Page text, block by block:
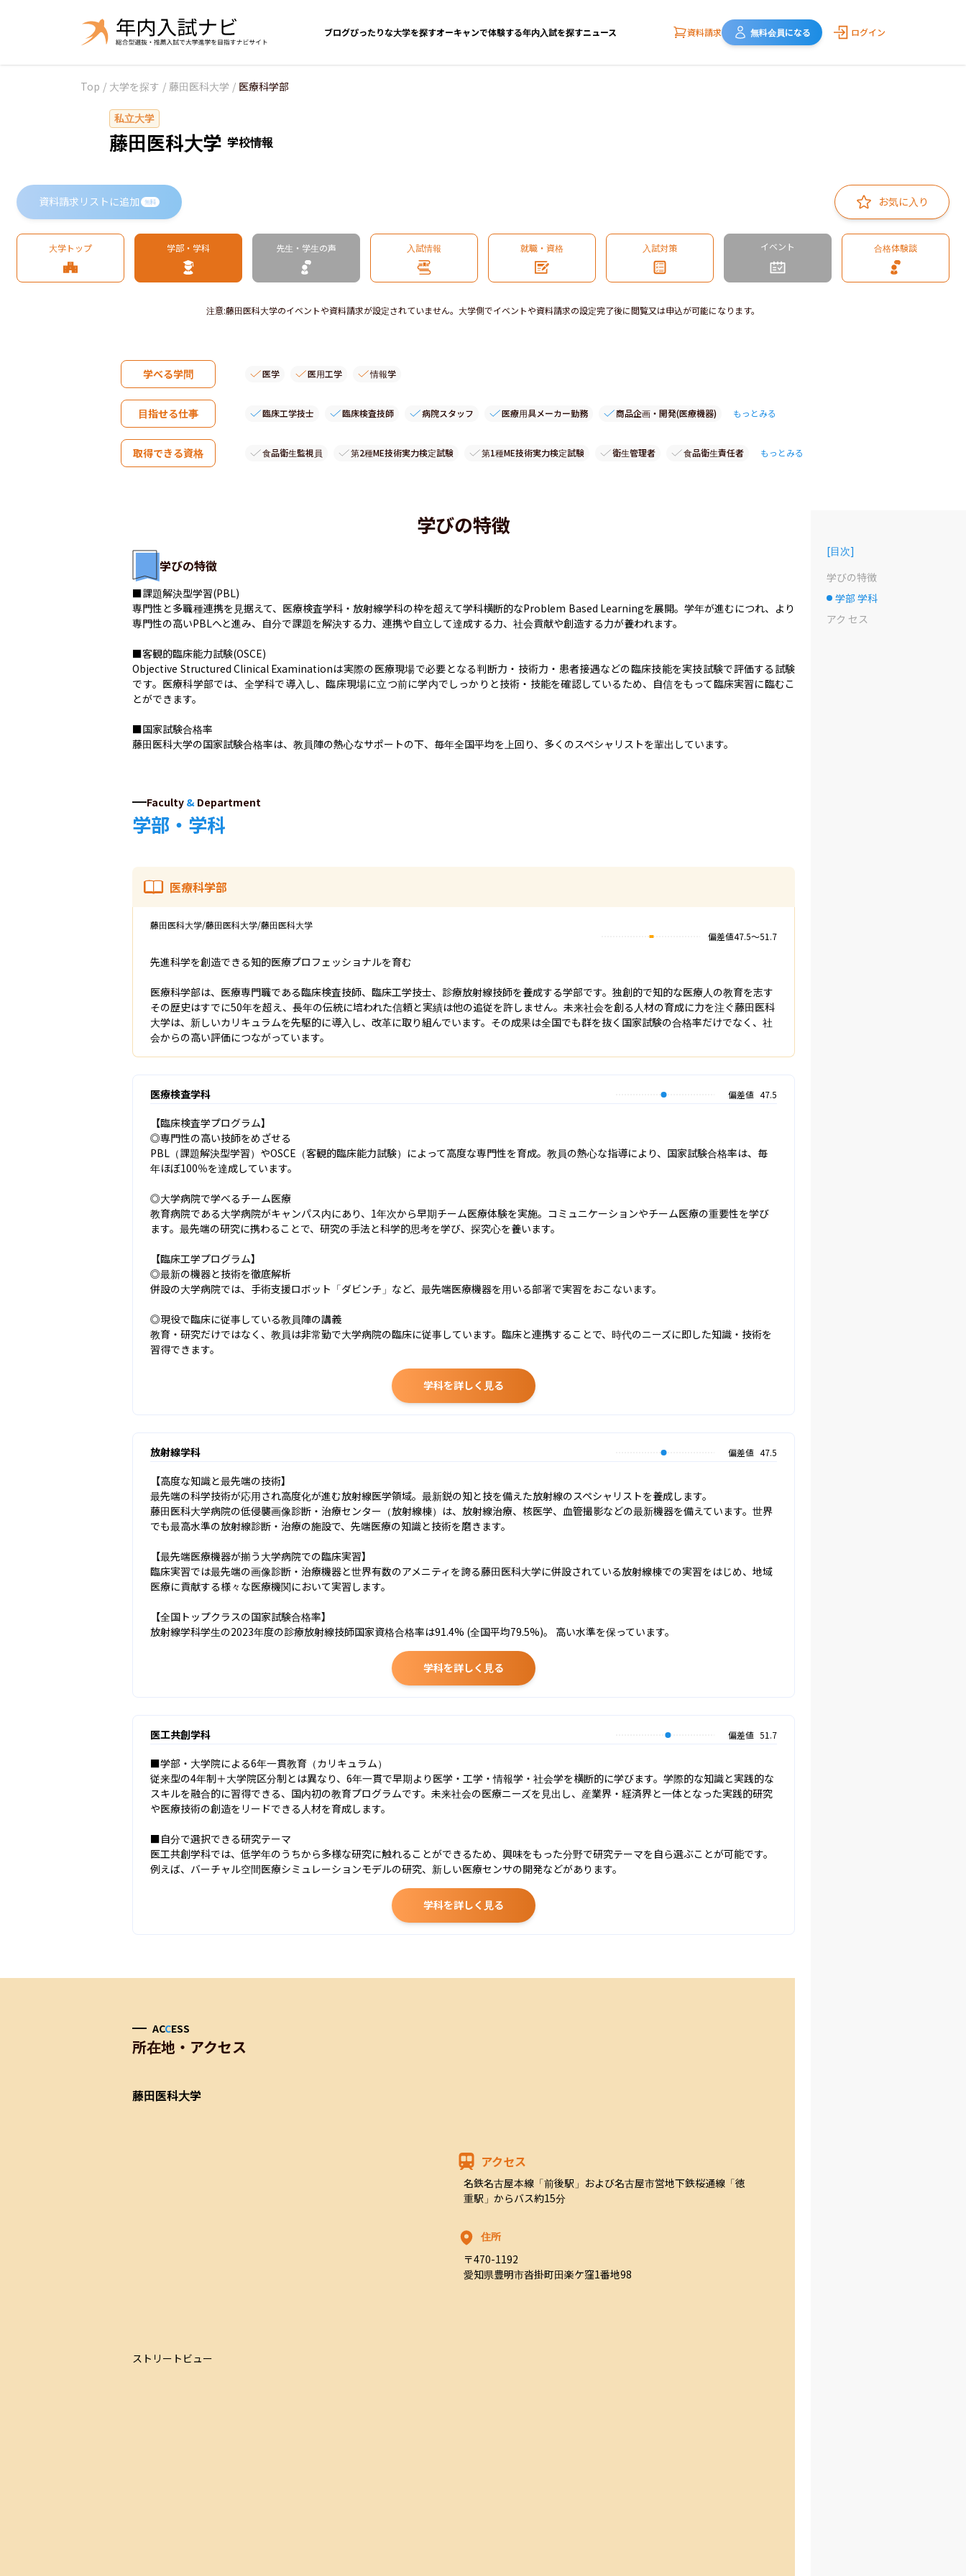
ブログぴったりな大学を探すオーキャンで体験する年内入試を探すニュース 資料請求 無料会員になる ログイン
Top / 大学を探す / 藤田医科大学 / 医療科学部
私立大学
藤田医科大学 学校情報
資料請求リストに追加 無料 お気に入り
大学トップ 学部・学科 先生・学生の声 入試情報 就職・資格 入試対策 イベント 合格体験談
注意:藤田医科大学のイベントや資料請求が設定されていません。大学側でイベントや資料請求の設定完了後に閲覧又は申込が可能になります。
学べる学問 医学 医用工学 情報学
目指せる仕事 臨床工学技士 臨床検査技師 病院スタッフ 医療用具メーカー勤務 商品企画・開発(医療機器) もっとみる
取得できる資格 食品衛生監視員 第2種ME技術実力検定試験 第1種ME技術実力検定試験 衛生管理者 食品衛生責任者 もっとみる
学びの特徴
学びの特徴
■課題解決型学習(PBL)
専門性と多職種連携を見据えて、医療検査学科・放射線学科の枠を超えて学科横断的なProblem Based Learningを展開。学年が進むにつれ、より
専門性の高いPBLへと進み、自分で課題を解決する力、連携や自立して達成する力、社会貢献や創造する力が養われます。
■客観的臨床能力試験(OSCE)
Objective Structured Clinical Examinationは実際の医療現場で必要となる判断力・技術力・患者接遇などの臨床技能を実技試験で評価する試験
です。医療科学部では、全学科で導入し、臨床現場に立つ前に学内でしっかりと技術・技能を確認しているため、自信をもって臨床実習に臨むこ
とができます。
■国家試験合格率
藤田医科大学の国家試験合格率は、教員陣の熱心なサポートの下、毎年全国平均を上回り、多くのスペシャリストを輩出しています。
Faculty & Department
学部・学科
医療科学部
藤田医科大学/藤田医科大学/藤田医科大学
偏差値47.5〜51.7
先進科学を創造できる知的医療プロフェッショナルを育む
医療科学部は、医療専門職である臨床検査技師、臨床工学技士、診療放射線技師を養成する学部です。独創的で知的な医療人の教育を志す
その歴史はすでに50年を超え、長年の伝統に培われた信頼と実績は他の追従を許しません。未来社会を創る人材の育成に力を注ぐ藤田医科
大学は、新しいカリキュラムを先駆的に導入し、改革に取り組んでいます。その成果は全国でも群を抜く国家試験の合格率だけでなく、社
会からの高い評価につながっています。
医療検査学科 偏差値 47.5
【臨床検査学プログラム】
◎専門性の高い技師をめざせる
PBL（課題解決型学習）やOSCE（客観的臨床能力試験）によって高度な専門性を育成。教員の熱心な指導により、国家試験合格率は、毎
年ほぼ100％を達成しています。
◎大学病院で学べるチーム医療
教育病院である大学病院がキャンパス内にあり、1年次から早期チーム医療体験を実施。コミュニケーションやチーム医療の重要性を学び
ます。最先端の研究に携わることで、研究の手法と科学的思考を学び、探究心を養います。
【臨床工学プログラム】
◎最新の機器と技術を徹底解析
併設の大学病院では、手術支援ロボット「ダビンチ」など、最先端医療機器を用いる部署で実習をおこないます。
◎現役で臨床に従事している教員陣の講義
教育・研究だけではなく、教員は非常勤で大学病院の臨床に従事しています。臨床と連携することで、時代のニーズに即した知識・技術を
習得できます。
学科を詳しく見る
放射線学科 偏差値 47.5
【高度な知識と最先端の技術】
最先端の科学技術が応用され高度化が進む放射線医学領域。最新鋭の知と技を備えた放射線のスペシャリストを養成します。
藤田医科大学病院の低侵襲画像診断・治療センター（放射線棟）は、放射線治療、核医学、血管撮影などの最新機器を備えています。世界
でも最高水準の放射線診断・治療の施設で、先端医療の知識と技術を磨きます。
【最先端医療機器が揃う大学病院での臨床実習】
臨床実習では最先端の画像診断・治療機器と世界有数のアメニティを誇る藤田医科大学に併設されている放射線棟での実習をはじめ、地域
医療に貢献する様々な医療機関において実習します。
【全国トップクラスの国家試験合格率】
放射線学科学生の2023年度の診療放射線技師国家資格合格率は91.4% (全国平均79.5%)。 高い水準を保っています。
学科を詳しく見る
医工共創学科 偏差値 51.7
■学部・大学院による6年一貫教育（カリキュラム）
従来型の4年制＋大学院区分制とは異なり、6年一貫で早期より医学・工学・情報学・社会学を横断的に学びます。学際的な知識と実践的な
スキルを融合的に習得できる、国内初の教育プログラムです。未来社会の医療ニーズを見出し、産業界・経済界と一体となった実践的研究
や医療技術の創造をリードできる人材を育成します。
■自分で選択できる研究テーマ
医工共創学科では、低学年のうちから多様な研究に触れることができるため、興味をもった分野で研究テーマを自ら選ぶことが可能です。
例えば、バーチャル空間医療シミュレーションモデルの研究、新しい医療センサの開発などがあります。
学科を詳しく見る
ACCESS
所在地・アクセス
藤田医科大学
アクセス
名鉄名古屋本線「前後駅」および名古屋市営地下鉄桜通線「徳
重駅」からバス約15分
住所
〒470-1192
愛知県豊明市沓掛町田楽ケ窪1番地98
ストリートビュー
[目次]
学びの特徴
選択中のドット
学部 学科
アク セス